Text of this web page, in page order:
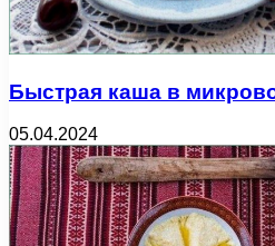
Быстрая каша в
05.04.2024